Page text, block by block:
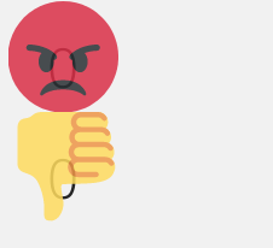
0
Агрессия!
0
Палец
вниз!